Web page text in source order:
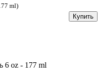
ml)
Купить
6 oz - 177 ml